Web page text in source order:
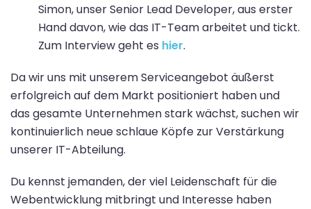
Simon, unser Senior Lead Developer, aus erster
Hand davon, wie das IT-Team arbeitet und tickt.
Zum Interview geht es hier.
Da wir uns mit unserem Serviceangebot äußerst
erfolgreich auf dem Markt positioniert haben und
das gesamte Unternehmen stark wächst, suchen wir
kontinuierlich neue schlaue Köpfe zur Verstärkung
unserer IT-Abteilung.
Du kennst jemanden, der viel Leidenschaft für die
Webentwicklung mitbringt und Interesse haben